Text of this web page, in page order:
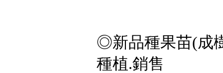
◎新品種果苗(成
種植.銷售